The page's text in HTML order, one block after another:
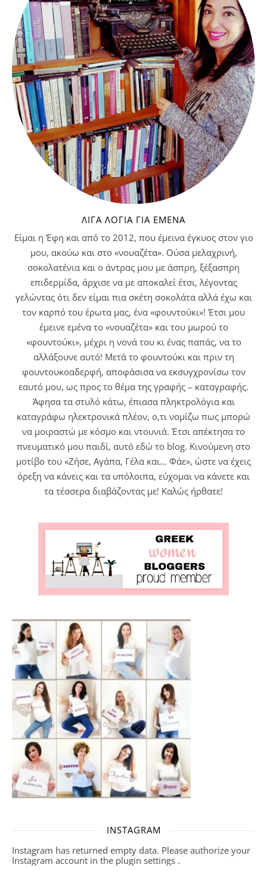
ΛΊΓΑ ΛΌΓΙΑ ΓΙΑ ΕΜΈΝΑ
Είμαι η Έφη και από το 2012, που έμεινα έγκυος στον γιο
μου, ακούω και στο «νουαζέτα». Ούσα μελαχρινή,
σοκολατένια και ο άντρας μου με άσπρη, ξέξασπρη
επιδερμίδα, άρχισε να με αποκαλεί έτσι, λέγοντας
γελώντας ότι δεν είμαι πια σκέτη σοκολάτα αλλά έχω και
τον καρπό του έρωτα μας, ένα «φουντούκι»! Έτσι μου
έμεινε εμένα το «νουαζέτα» και του μωρού το
«φουντούκι», μέχρι η νονά του κι ένας παπάς, να το
αλλάξουνε αυτό! Μετά το φουντούκι και πριν τη
φουντουκοαδερφή, αποφάσισα να εκσυγχρονίσω τον
εαυτό μου, ως προς το θέμα της γραφής – καταγραφής.
Άφησα τα στυλό κάτω, έπιασα πληκτρολόγια και
καταγράφω ηλεκτρονικά πλέον, ο,τι νομίζω πως μπορώ
να μοιραστώ με κόσμο και ντουνιά. Έτσι απέκτησα το
πνευματικό μου παιδί, αυτό εδώ το blog. Κινούμενη στο
μοτίβο του «Ζήσε, Αγάπα, Γέλα και… Φάε», ώστε να έχεις
όρεξη να κάνεις και τα υπόλοιπα, εύχομαι να κάνετε και
τα τέσσερα διαβάζοντας με! Καλώς ήρθατε!
INSTAGRAM
Instagram has returned empty data. Please authorize your
Instagram account in the plugin settings .